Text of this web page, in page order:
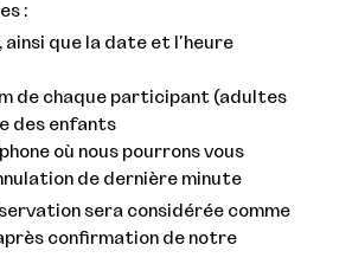
:
ainsi que la date et l'heure
de chaque participant (adultes
des enfants
où nous pourrons vous
de dernière minute
sera considérée comme
confirmation de notre